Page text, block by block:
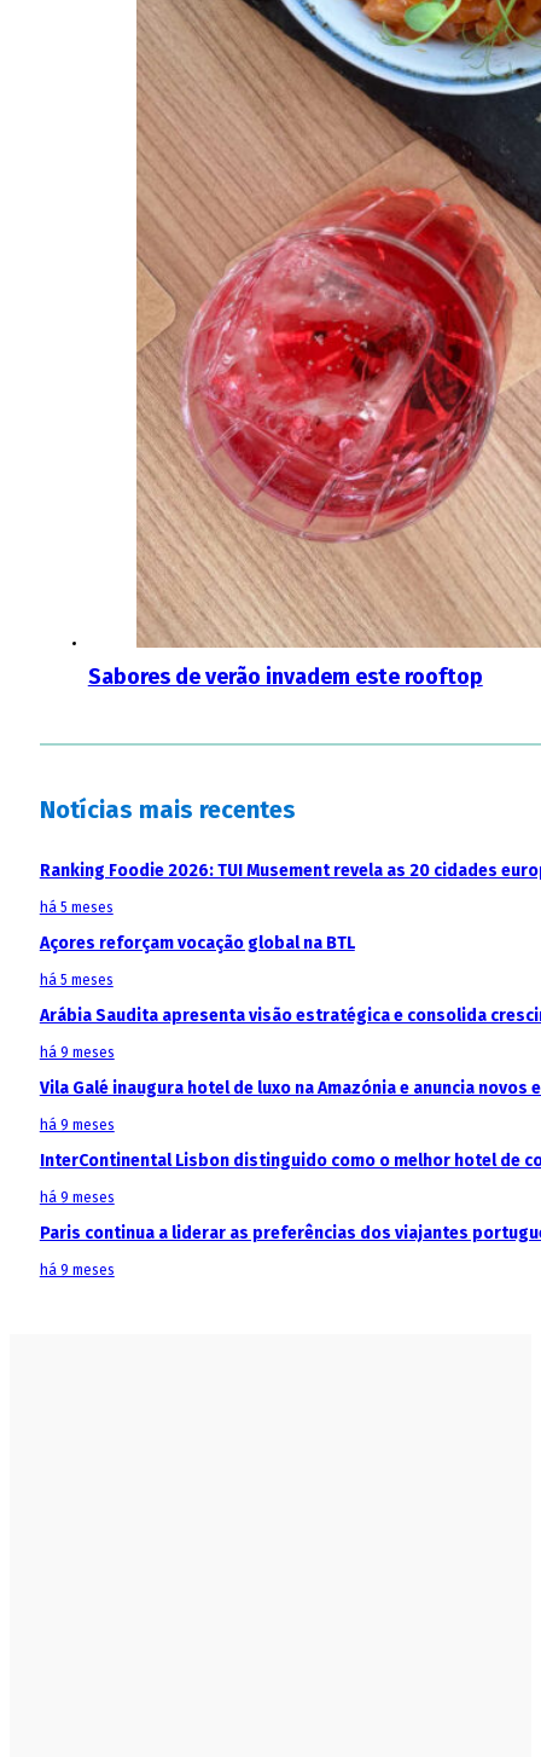
Sabores de verão invadem este rooftop
Notícias mais recentes
Ranking Foodie 2026: TUI Musement revela as 20 cidades
há 5 meses
Açores reforçam vocação global na BTL
há 5 meses
Arábia Saudita apresenta visão estratégica e consolida
há 9 meses
Vila Galé inaugura hotel de luxo na Amazónia e anuncia
há 9 meses
InterContinental Lisbon distinguido como o melhor hotel de
há 9 meses
Paris continua a liderar as preferências dos viajantes
há 9 meses